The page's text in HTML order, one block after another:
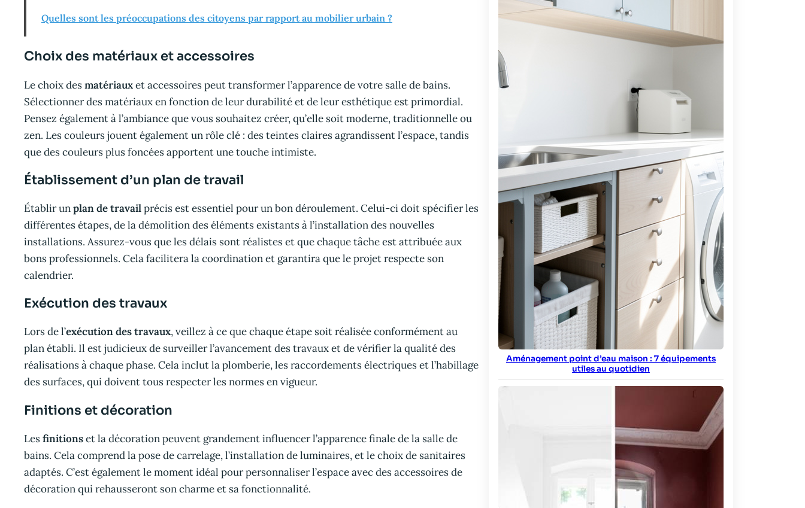
Quelles sont les préoccupations des citoyens par rapport au mobilier urbain ?
Choix des matériaux et accessoires
Le choix desmatériauxet accessoires peut transformer l’apparence de votre salle de bains.
Sélectionner des matériaux en fonction de leur durabilité et de leur esthétique est primordial.
Pensez également à l’ambiance que vous souhaitez créer, qu’elle soit moderne, traditionnelle ou
zen. Les couleurs jouent également un rôle clé : des teintes claires agrandissent l’espace, tandis
que des couleurs plus foncées apportent une touche intimiste.
Établissement d’un plan de travail
Établir unplan de travailprécis est essentiel pour un bon déroulement. Celui-ci doit spécifier les
différentes étapes, de la démolition des éléments existants à l’installation des nouvelles
installations. Assurez-vous que les délais sont réalistes et que chaque tâche est attribuée aux
bons professionnels. Cela facilitera la coordination et garantira que le projet respecte son
calendrier.
Exécution des travaux
Lors de l’exécution des travaux, veillez à ce que chaque étape soit réalisée conformément au
plan établi. Il est judicieux de surveiller l’avancement des travaux et de vérifier la qualité des
réalisations à chaque phase. Cela inclut la plomberie, les raccordements électriques et l’habillage
des surfaces, qui doivent tous respecter les normes en vigueur.
Finitions et décoration
Lesfinitionset la décoration peuvent grandement influencer l’apparence finale de la salle de
bains. Cela comprend la pose de carrelage, l’installation de luminaires, et le choix de sanitaires
adaptés. C’est également le moment idéal pour personnaliser l’espace avec des accessoires de
décoration qui rehausseront son charme et sa fonctionnalité.
Aménagement point d’eau maison : 7 équipements
utiles au quotidien